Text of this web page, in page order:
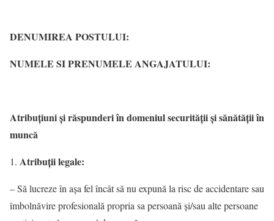
DENUMIREA POSTULUI:
NUMELE SI PRENUMELE ANGAJATULUI:
Atribuţiuni şi răspunderi în domeniul securităţii şi sănătăţii în
muncă
Atribuţii legale:
– Să lucreze în aşa fel încât să nu expună la risc de accidentare sau
îmbolnăvire profesională propria sa persoană şi/sau alte persoane